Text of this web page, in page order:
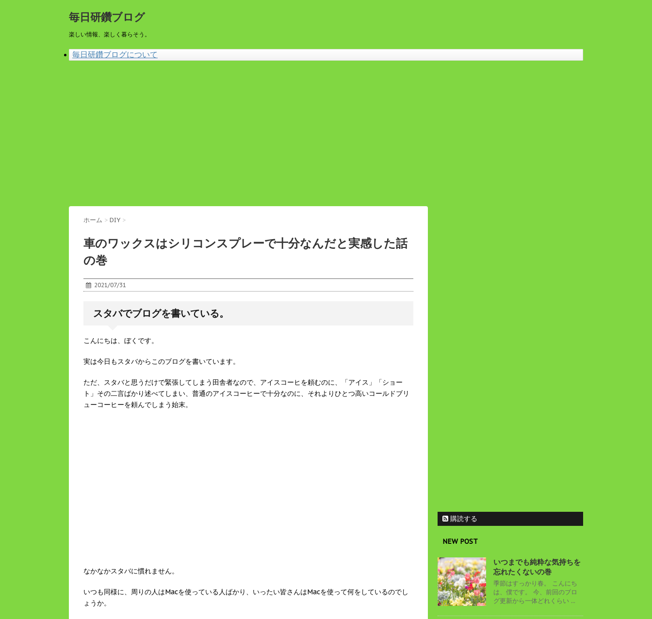
毎日研鑽ブログ
楽しい情報、楽しく暮らそう。
毎日研鑽ブログについて
ホーム > DIY >
車のワックスはシリコンスプレーで十分なんだと実感した話
の巻
2021/07/31
スタバでブログを書いている。
こんにちは、ぼくです。
実は今日もスタバからこのブログを書いています。
ただ、スタバと思うだけで緊張してしまう田舎者なので、アイスコーヒを頼むのに、「アイス」「ショー
ト」その二言ばかり述べてしまい、普通のアイスコーヒーで十分なのに、それよりひとつ高いコールドブリ
ューコーヒーを頼んでしまう始末。
なかなかスタバに慣れません。
いつも同様に、周りの人はMacを使っている人ばかり、いったい皆さんはMacを使って何をしているのでし
ょうか。
購読する
NEW POST
いつまでも純粋な気持ちを
忘れたくないの巻
季節はすっかり春。 こんにち
は、僕です。 今、前回のブロ
グ更新から一体どれくらい ...